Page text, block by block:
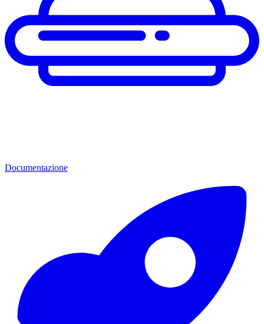
Documentazione